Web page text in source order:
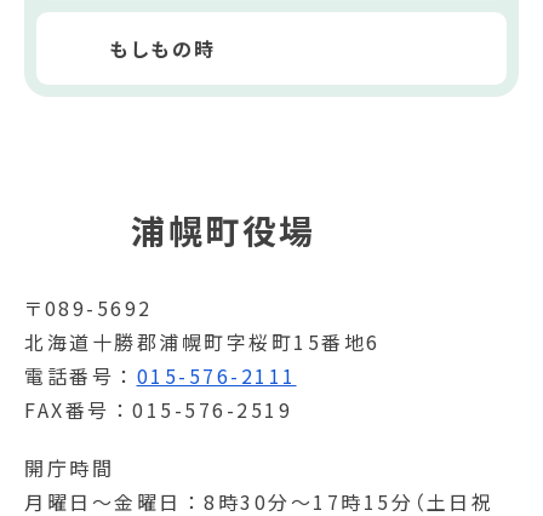
もしもの時
浦幌町役場
〒089-5692
北海道十勝郡浦幌町字桜町15番地6
電話番号
015-576-2111
FAX番号
015-576-2519
開庁時間
月曜日～金曜日
8時30分～17時15分（土日祝